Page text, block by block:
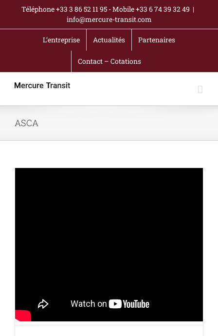
Passer
contenu
Téléphone +33 3 86 52 11 95 - Mobile +33 6 74 39 32 49 |
info@mercure-transit.com
L’entreprise Actualités Partenaires
Contact – Cotations
ASCA